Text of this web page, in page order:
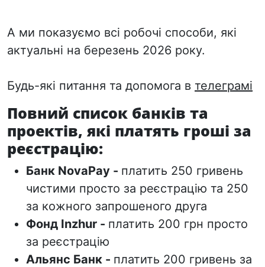
А ми показуємо всі робочі способи, які
актуальні на березень 2026 року.
Будь-які питання та допомога в телеграмі
Повний список банків та
проектів, які платять гроші за
реєстрацію:
Банк NovaPay - платить 250 гривень
чистими просто за реєстрацію та 250
за кожного запрошеного друга
Фонд Inzhur - платить 200 грн просто
за реєстрацію
Альянс Банк - платить 200 гривень за